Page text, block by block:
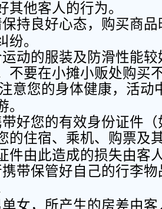
其他客人的行为。
持良好心态，购买商
纷。
动的服装及防滑性能
不要在小摊小贩处购买
意您的身体健康，活动
好您的有效身份证件
的住宿、乘机、购票及
件由此造成的损失由客
带保管好自己的行李
女，所产生的房差由客